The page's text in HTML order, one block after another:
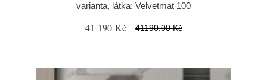
varianta, látka: Velvetmat 100
41 190 Kč 41190.00 Kč